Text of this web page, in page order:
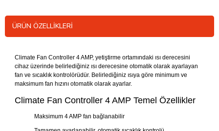
ÜRÜN ÖZELLIKLERI
Climate Fan Controller 4 AMP, yetiştirme ortamındaki ısı derecesini
cihaz üzerinde belirlediğiniz ısı derecesine otomatik olarak ayarlayan
fan ve sıcaklık kontrolörüdür. Belirlediğiniz ısıya göre minimum ve
maksimum fan hızını otomatik olarak ayarlar.
Climate Fan Controller 4 AMP Temel Özellikler
Maksimum 4 AMP fan bağlanabilir